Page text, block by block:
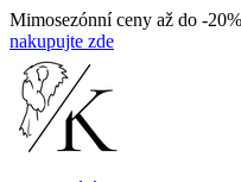
Mimosezónní ceny až do -
nakupujte zde